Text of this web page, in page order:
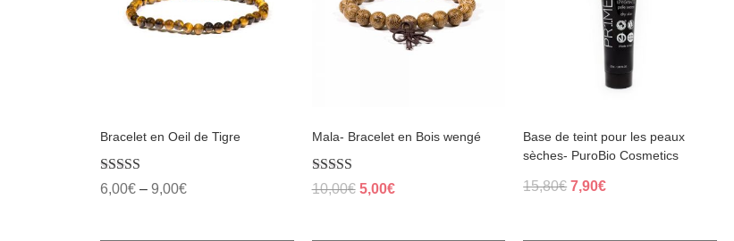
Bracelet en Oeil de Tigre
Rated
5.00
6,00€ – 9,00€
options
page
Mala- Bracelet en Bois wengé
Rated
5.00
10,00€ Original
5,00€Current
Base de teint pour les peaux
sèches- PuroBio Cosmetics
15,80€ Original
7,90€Current